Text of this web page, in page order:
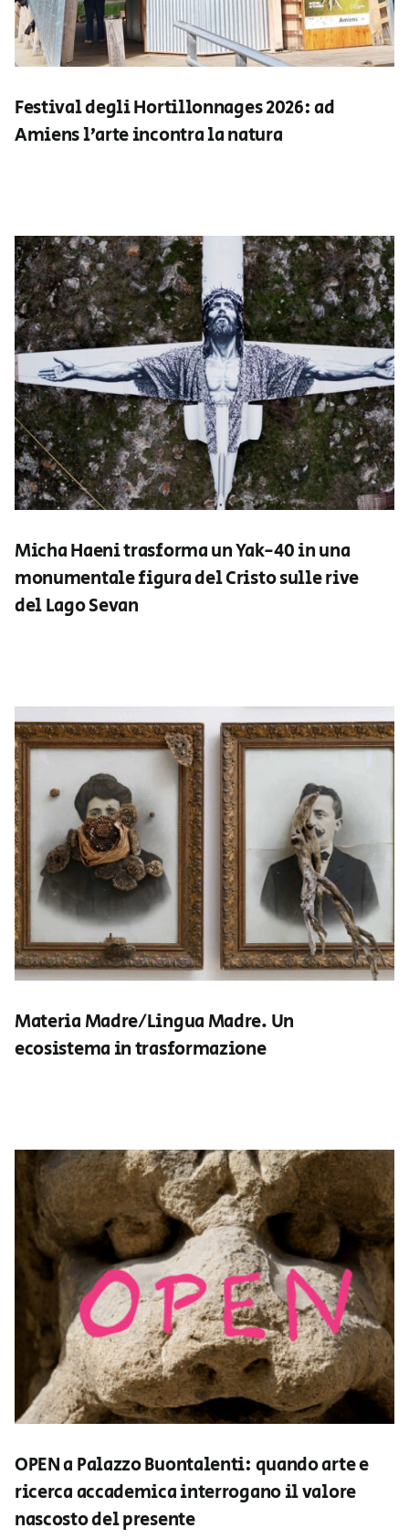
Festival degli Hortillonnages 2026: ad
Amiens l’arte incontra la natura
Micha Haeni trasforma un Yak-40 in una
monumentale figura del Cristo sulle rive
del Lago Sevan
Materia Madre/Lingua Madre. Un
ecosistema in trasformazione
OPEN a Palazzo Buontalenti: quando arte e
ricerca accademica interrogano il valore
nascosto del presente